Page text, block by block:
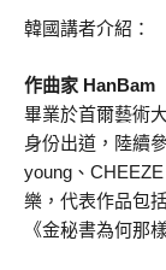
韓國講者介紹：
作曲家 HanBam
畢業於首爾藝術
身份出道，陸續
young、
樂，代表作品包
《金秘書為何那